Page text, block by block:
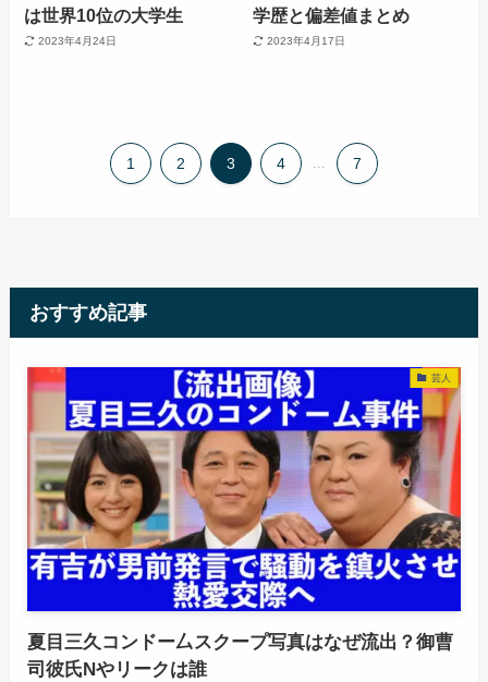
は世界10位の大学生
2023年4月24日
学歴と偏差値まとめ
2023年4月17日
1 2 3 4 ... 7
おすすめ記事
芸人
夏目三久コンドー厶スクープ写真はなぜ流出？御曹
司彼氏Nやリークは誰